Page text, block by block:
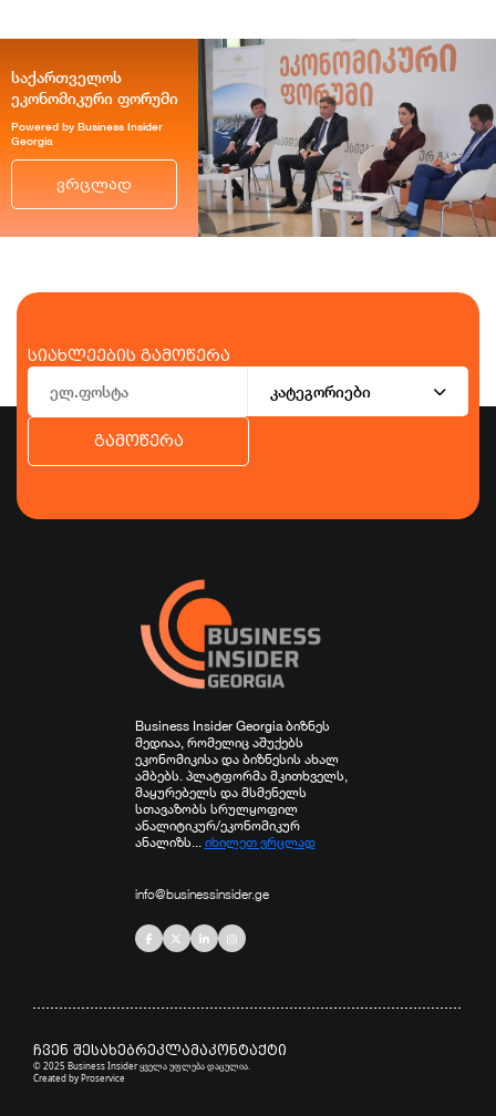
საქართველოს
ეკონომიკური ფორუმი
Powered by Business Insider
Georgia
ვრცლად
სიახლეების გამოწერა
კატეგორიები
გამოწერა
Business Insider Georgia ბიზნეს
მედიაა, რომელიც აშუქებს
ეკონომიკისა და ბიზნესის ახალ
ამბებს. პლატფორმა მკითხველს,
მაყურებელს და მსმენელს
სთავაზობს სრულყოფილ
ანალიტიკურ/ეკონომიკურ
ანალიზს... იხილეთ ვრცლად
info@businessinsider.ge
ჩვენ შესახებრეკლამაკონტაქტი
© 2025 Business Insider ყველა უფლება დაცულია.
Created byProservice